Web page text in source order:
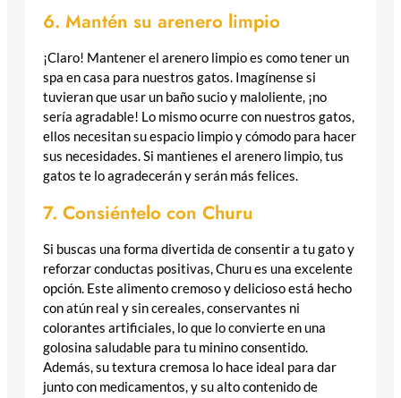
6. Mantén su arenero limpio
¡Claro! Mantener el arenero limpio es como tener un
spa en casa para nuestros gatos. Imagínense si
tuvieran que usar un baño sucio y maloliente, ¡no
sería agradable! Lo mismo ocurre con nuestros gatos,
ellos necesitan su espacio limpio y cómodo para hacer
sus necesidades. Si mantienes el arenero limpio, tus
gatos te lo agradecerán y serán más felices.
7. Consiéntelo con Churu
Si buscas una forma divertida de consentir a tu gato y
reforzar conductas positivas, Churu es una excelente
opción. Este alimento cremoso y delicioso está hecho
con atún real y sin cereales, conservantes ni
colorantes artificiales, lo que lo convierte en una
golosina saludable para tu minino consentido.
Además, su textura cremosa lo hace ideal para dar
junto con medicamentos, y su alto contenido de